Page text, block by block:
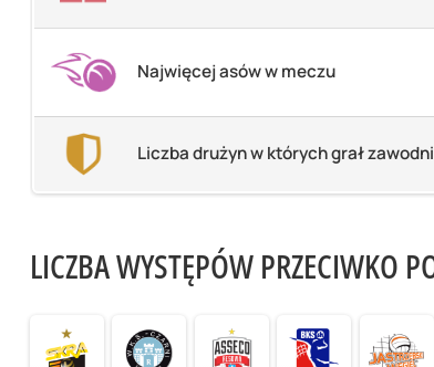
Najwięcej asów w meczu
Liczba drużyn w których grał
LICZBA WYSTĘPÓW PRZECIWKO